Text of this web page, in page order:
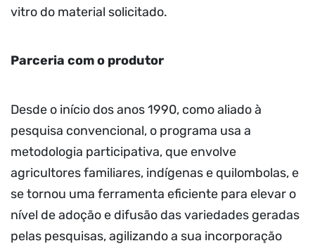
vitro do material solicitado.
Parceria com o produtor
Desde o início dos anos 1990, como aliado à
pesquisa convencional, o programa usa a
metodologia participativa, que envolve
agricultores familiares, indígenas e quilombolas, e
se tornou uma ferramenta eficiente para elevar o
nível de adoção e difusão das variedades geradas
pelas pesquisas, agilizando a sua incorporação